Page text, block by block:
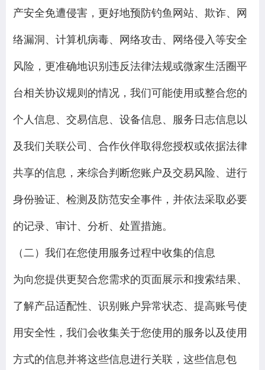
产安全免遭侵害，更好地预防钓鱼网站、欺诈、网
络漏洞、计算机病毒、网络攻击、网络侵入等安全
风险，更准确地识别违反法律法规或微家生活圈平
台相关协议规则的情况，我们可能使用或整合您的
个人信息、交易信息、设备信息、服务日志信息以
及我们关联公司、合作伙伴取得您授权或依据法律
共享的信息，来综合判断您账户及交易风险、进行
身份验证、检测及防范安全事件，并依法采取必要
的记录、审计、分析、处置措施。
（二）我们在您使用服务过程中收集的信息
为向您提供更契合您需求的页面展示和搜索结果、
了解产品适配性、识别账户异常状态、提高账号使
用安全性，我们会收集关于您使用的服务以及使用
方式的信息并将这些信息进行关联，这些信息包